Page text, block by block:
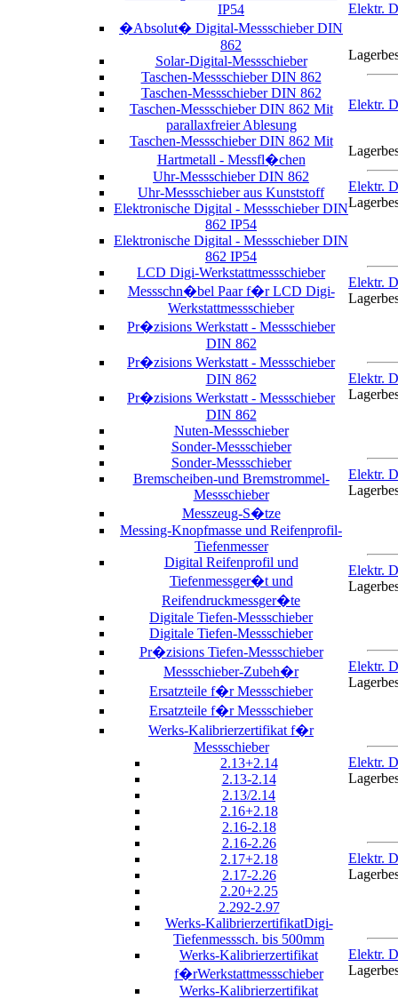
IP54
�Absolut� Digital-Messschieber DIN
862
Solar-Digital-Messschieber
Taschen-Messschieber DIN 862
Taschen-Messschieber DIN 862
Taschen-Messschieber DIN 862 Mit
parallaxfreier Ablesung
Taschen-Messschieber DIN 862 Mit
Hartmetall - Messfl�chen
Uhr-Messschieber DIN 862
Uhr-Messschieber aus Kunststoff
Elektronische Digital - Messschieber DIN
862 IP54
Elektronische Digital - Messschieber DIN
862 IP54
LCD Digi-Werkstattmessschieber
Messschn�bel Paar f�r LCD Digi-
Werkstattmessschieber
Pr�zisions Werkstatt - Messschieber
DIN 862
Pr�zisions Werkstatt - Messschieber
DIN 862
Pr�zisions Werkstatt - Messschieber
DIN 862
Nuten-Messschieber
Sonder-Messschieber
Sonder-Messschieber
Bremscheiben-und Bremstrommel-
Messschieber
Messzeug-S�tze
Messing-Knopfmasse und Reifenprofil-
Tiefenmesser
Digital Reifenprofil und
Tiefenmessger�t und
Reifendruckmessger�te
Digitale Tiefen-Messschieber
Digitale Tiefen-Messschieber
Pr�zisions Tiefen-Messschieber
Messschieber-Zubeh�r
Ersatzteile f�r Messschieber
Ersatzteile f�r Messschieber
Werks-Kalibrierzertifikat f�r
Messschieber
2.13+2.14
2.13-2.14
2.13/2.14
2.16+2.18
2.16-2.18
2.16-2.26
2.17+2.18
2.17-2.26
2.20+2.25
2.292-2.97
Werks-KalibrierzertifikatDigi-
Tiefenmesssch. bis 500mm
Werks-Kalibrierzertifikat
f�rWerkstattmessschieber
Werks-Kalibrierzertifikat
Elektr.
Elektr.
Elektr.
Elektr.
Elektr.
Elektr.
Elektr.
Elektr.
Elektr.
Elektr.
Elektr.